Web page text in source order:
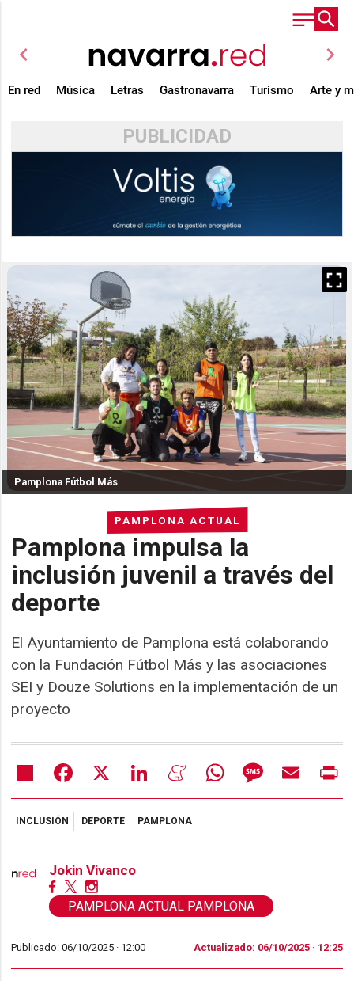
chevron_left chevron_right
En red Música Letras Gastronavarra Turismo Arte y
PUBLICIDAD
PAMPLONA ACTUAL
Pamplona impulsa la
inclusión juvenil a través del
deporte
El Ayuntamiento de Pamplona está colaborando
con la Fundación Fútbol Más y las asociaciones
SEI y Douze Solutions en la implementación de un
proyecto
Pamplona Fútbol Más
Share Facebook LinkedIn MeneameWhatsAppMessageEmail
INCLUSIÓN DEPORTE PAMPLONA
Jokin Vivanco
PAMPLONA ACTUAL PAMPLONA
Publicado: 06/10/2025 · 12:00 Actualizado: 06/10/2025 · 12:25